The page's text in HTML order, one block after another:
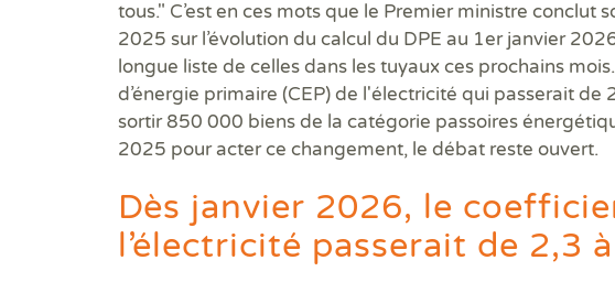
Offres d'emploi
Contact
Quels sont
Audit
DPE -
Diagnostic
Quels
Audit
Vos
DPE collectif
Etat
PPPT
Contrôle
Diagnostic
Qui
DIAG TV
tous." C’est en ces mots que le Premier ministre
2025 sur l’évolution du calcul du DPE au 1er janvier
longue liste de celles dans les tuyaux ces prochains
d’énergie primaire (CEP) de l'électricité qui passerait
sortir 850 000 biens de la catégorie passoires
2025 pour acter ce changement, le débat reste ouvert.
Dès janvier 2026, le
l’électricité passerait de 2,3